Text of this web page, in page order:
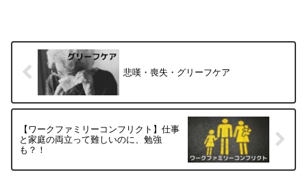
悲嘆・喪失・グリーフケア
【ワークファミリーコンフリクト】仕事
と家庭の両立って難しいのに、勉強
も？！